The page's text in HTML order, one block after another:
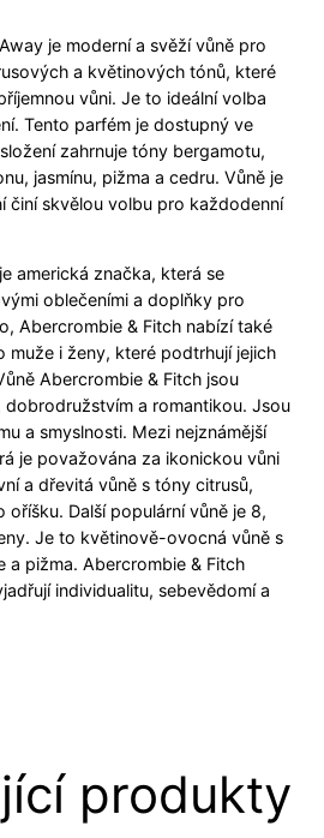
je moderní a svěží vůně pro
a květinových tónů, které
vůni. Je to ideální volba
Tento parfém je dostupný ve
zahrnuje tóny bergamotu,
jasmínu, pižma a cedru. Vůně je
činí skvělou volbu pro každodenní
americká značka, která se
oblečeními a doplňky pro
Abercrombie & Fitch nabízí také
muže i ženy, které podtrhují jejich
Abercrombie & Fitch jsou
a romantikou. Jsou
a smyslnosti. Mezi nejznámější
je považována za ikonickou vůni
a dřevitá vůně s tóny citrusů,
oříšku. Další populární vůně je 8,
Je to květinově-ovocná vůně s
a pižma. Abercrombie & Fitch
individualitu, sebevědomí a
produkty